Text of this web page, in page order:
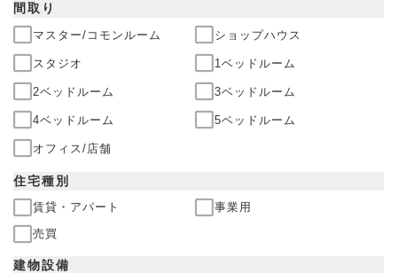
間取り
マスター/コモンルーム ショップハウス
スタジオ 1ベッドルーム
2ベッドルーム 3ベッドルーム
4ベッドルーム 5ベッドルーム
オフィス/店舗
住宅種別
賃貸・アパート
事業用
売買
建物設備